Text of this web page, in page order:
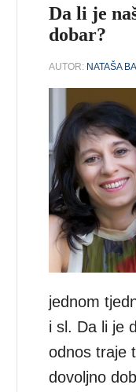
Da li je
dobar?
AUTOR: NATAŠA
jednom
i sl. Da li je
odnos traje
dovoljno